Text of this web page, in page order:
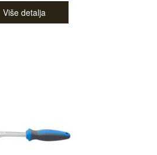
Više detalja